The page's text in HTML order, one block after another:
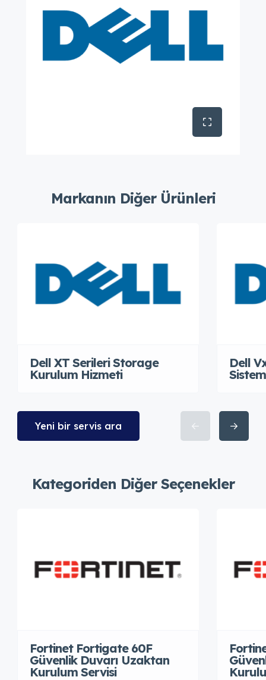
Markanın Diğer Ürünleri
Dell XT Serileri Storage
Kurulum Hizmeti
Dell
Yeni bir servis ara
Kategoriden Diğer Seçenekler
Fortinet Fortigate 60F
Güvenlik Duvarı Uzaktan
Kurulum Servisi